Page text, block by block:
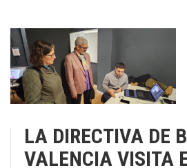
LA DIRECTIVA DE
VALENCIA VISITA